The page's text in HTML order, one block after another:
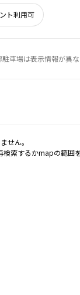
ト利用可
車場は表示情報が異
せん。
検索するかmapの範囲